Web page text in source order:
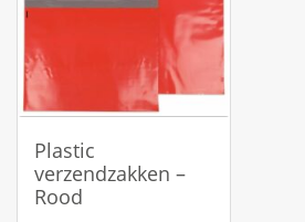
Plastic
verzendzakken –
Rood